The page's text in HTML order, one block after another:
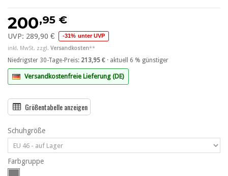
200,95 €
UVP: 289,90 € -31% unter UVP
inkl. MwSt. zzgl. Versandkosten**
Niedrigster 30-Tage-Preis: 213,95 € · aktuell 6 % günstiger
Versandkostenfreie Lieferung (DE)
Größentabelle anzeigen
Schuhgröße
Farbgruppe